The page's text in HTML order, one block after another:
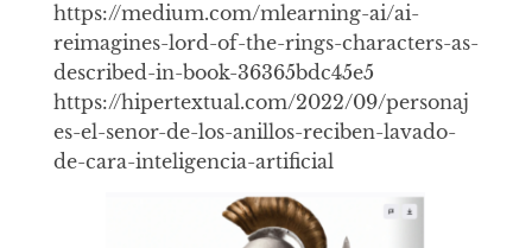
https://medium.com/mlearning-ai/ai-
reimagines-lord-of-the-rings-characters-as-
described-in-book-36365bdc45e5
https://hipertextual.com/2022/09/personaj
es-el-senor-de-los-anillos-reciben-lavado-
de-cara-inteligencia-artificial